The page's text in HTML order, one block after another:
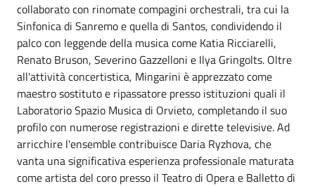
collaborato con rinomate compagini orchestrali, tra cui la
Sinfonica di Sanremo e quella di Santos, condividendo il
palco con leggende della musica come Katia Ricciarelli,
Renato Bruson, Severino Gazzelloni e Ilya Gringolts. Oltre
all'attività concertistica, Mingarini è apprezzato come
maestro sostituto e ripassatore presso istituzioni quali il
Laboratorio Spazio Musica di Orvieto, completando il suo
profilo con numerose registrazioni e dirette televisive. Ad
arricchire l'ensemble contribuisce Daria Ryzhova, che
vanta una significativa esperienza professionale maturata
come artista del coro presso il Teatro di Opera e Balletto di